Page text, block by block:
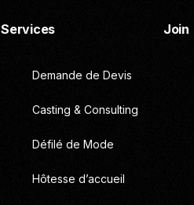
Services
Demande de Devis
Casting & Consulting
Défilé de Mode
Hôtesse d’accueil
Join